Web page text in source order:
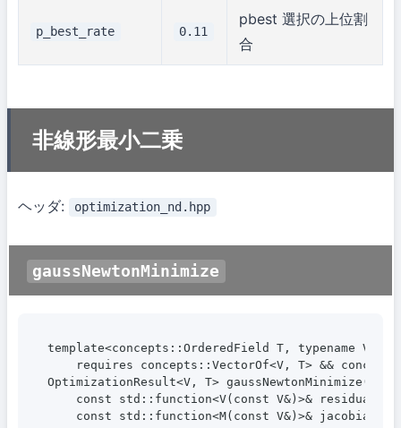
p_best_rate 0.11
pbest 選択の上位割
合
非線形最小二乗
ヘッダ: optimization_nd.hpp
gaussNewtonMinimize
template<concepts::OrderedField T, typename V,
requires concepts::VectorOf<V, T> &&
OptimizationResult<V, T> gaussNewtonMinimize(
    const std::function<V(const V&)>& residuals,
    const std::function<M(const V&)>& jacobian,